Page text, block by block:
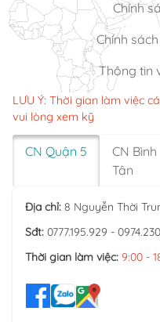
Chính
Chính
Thông tin
LƯU Ý: Thời gian làm việc
vui lòng xem kỹ
CN Quận 5
CN Bình
Tân
Địa chỉ: 8 Nguyễn Thời
Sđt: 0777.195.929 -
Thời gian làm việc: 9:00 -